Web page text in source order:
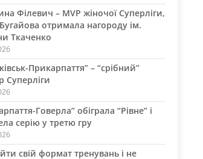
Філевич – MVP жіночої Суперліги,
отримала нагороду ім.
Ткаченко
Прикарпаття” – “срібний”
Суперліги
Говерла” обіграла “Рівне” і
серію у третю гру
свій формат тренувань і не